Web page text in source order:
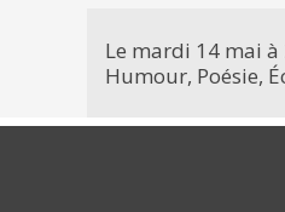
Le mardi 14 mai
Humour, Poésie,